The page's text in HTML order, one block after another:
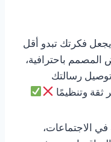
فكرتك تبدو أقل
المصمم باحترافية،
رسالتك
وتنظيمًا
في الاجتماعات،